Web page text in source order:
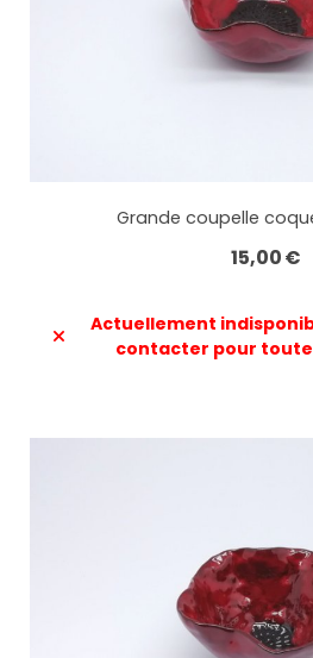
Grande coupelle
15,00€
Actuellement
contacter pour